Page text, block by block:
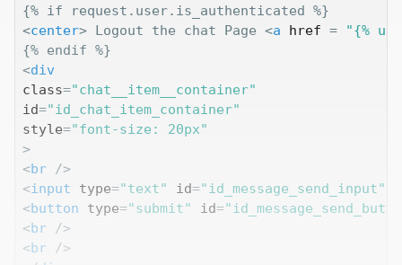
<center> Logout the chat Page <a href =
"{%
<div
class="chat__item__container"
id="id_chat_item_container"
style="font-size: 20px"
>
<br />
<input type="text" id="id_message_send_input"
<button type="submit" id=
<br />
<br />